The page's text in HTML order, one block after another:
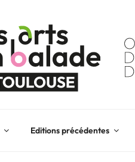
Editions précédentes